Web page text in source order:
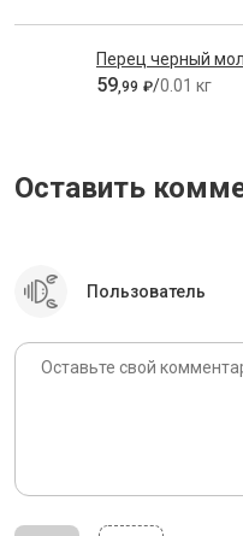
Перец черный
59,99 ₽/0.01 кг
Оставить
Пользователь